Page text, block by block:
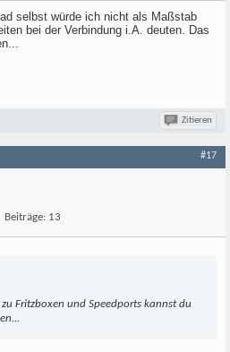
selbst würde ich nicht als Maßstab
bei der Verbindung i.A. deuten. Das
Zitieren
#17
Beiträge: 13
Fritzboxen und Speedports kannst du